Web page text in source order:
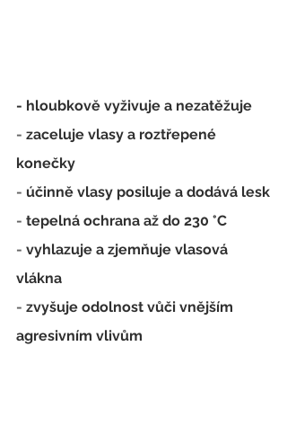
- hloubkově vyživuje a nezatěžuje
- zaceluje vlasy a roztřepené
konečky
- účinně vlasy posiluje a dodává lesk
- tepelná ochrana až do 230 °C
- vyhlazuje a zjemňuje vlasová
vlákna
- zvyšuje odolnost vůči vnějším
agresivním vlivům